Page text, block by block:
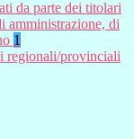
da parte dei titolari
amministrazione, di
1
regionali/provinciali